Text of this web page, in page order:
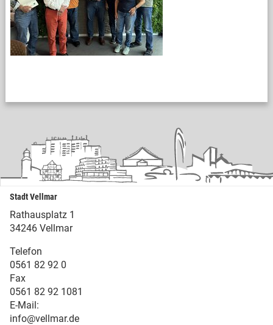
Stadt Vellmar
Rathausplatz 1
34246 Vellmar
Telefon
0561 82 92 0
Fax
0561 82 92 1081
E-Mail:
info@vellmar.de